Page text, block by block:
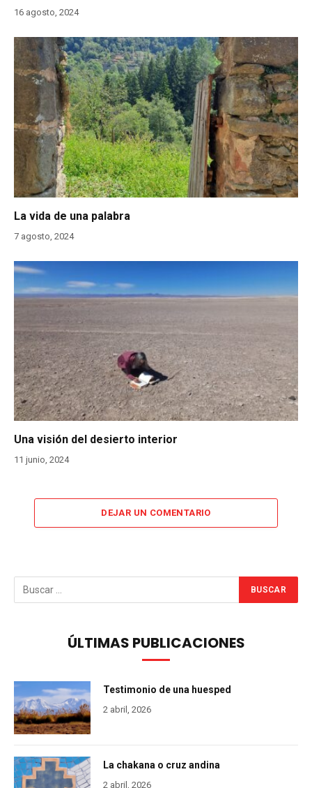
16 agosto, 2024
La vida de una palabra
7 agosto, 2024
Una visión del desierto interior
11 junio, 2024
DEJAR UN COMENTARIO
ÚLTIMAS PUBLICACIONES
Testimonio de una huesped
2 abril, 2026
La chakana o cruz andina
2 abril, 2026